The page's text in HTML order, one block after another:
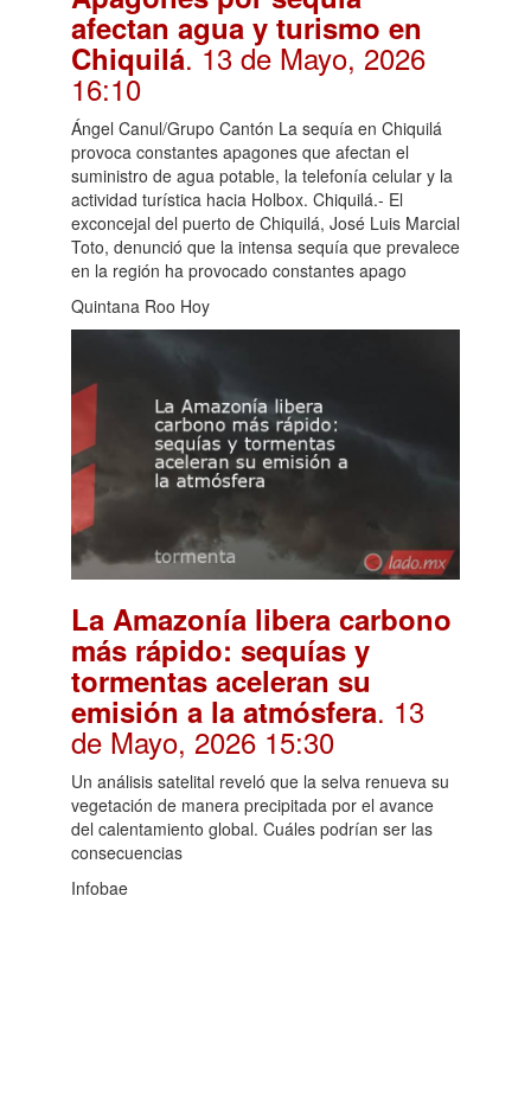
afectan agua y turismo en
Chiquilá. 13 de Mayo, 2026
16:10
Ángel Canul/Grupo Cantón La sequía en Chiquilá
provoca constantes apagones que afectan el
suministro de agua potable, la telefonía celular y la
actividad turística hacia Holbox. Chiquilá.- El
exconcejal del puerto de Chiquilá, José Luis Marcial
Toto, denunció que la intensa sequía que prevalece
en la región ha provocado constantes apago
Quintana Roo Hoy
La Amazonía libera carbono
más rápido: sequías y
tormentas aceleran su
emisión a la atmósfera. 13
de Mayo, 2026 15:30
Un análisis satelital reveló que la selva renueva su
vegetación de manera precipitada por el avance
del calentamiento global. Cuáles podrían ser las
consecuencias
Infobae